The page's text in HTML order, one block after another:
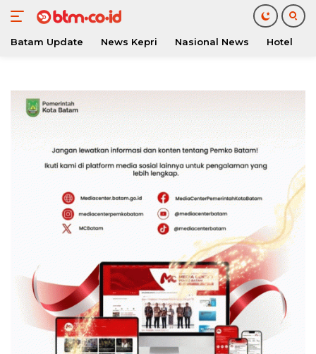
konten
Batam Update News Kepri Nasional News Hotel